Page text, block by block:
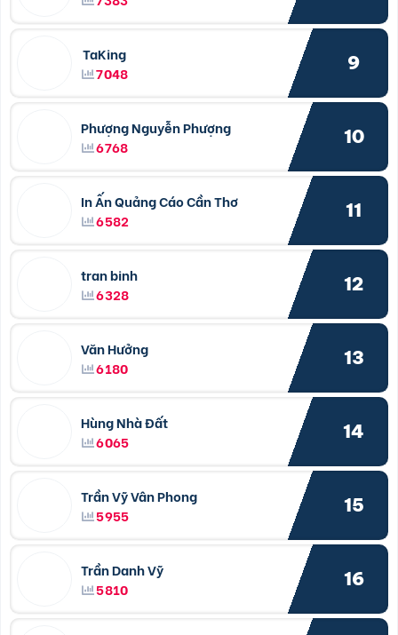
TaKing
7048
9
Phượng Nguyễn Phượng
6768
10
In Ấn Quảng Cáo Cần Thơ
6582
11
tran binh
6328
12
Văn Hưởng
6180
13
Hùng Nhà Đất
6065
14
Trần Vỹ Vân Phong
5955
15
Trần Danh Vỹ
5810
16